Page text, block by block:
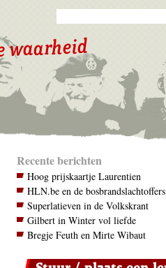
Recente berichten
Hoog prijskaartje Laurentien
HLN.be en de bosbrandslachtoffers
Superlatieven in de Volkskrant
Gilbert in Winter vol liefde
Bregje Feuth en Mirte Wibaut